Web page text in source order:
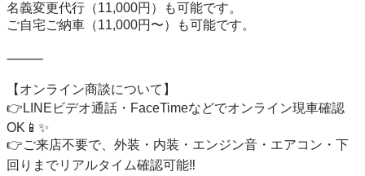
名義変更代行（11,000円）も可能です。
ご自宅ご納車（11,000円〜）も可能です。
⸻
【オンライン商談について】
👉LINEビデオ通話・FaceTimeなどでオンライン現車確認
OK📱✨
👉ご来店不要で、外装・内装・エンジン音・エアコン・下
回りまでリアルタイム確認可能‼️